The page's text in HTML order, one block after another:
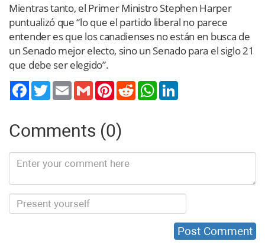
Mientras tanto, el Primer Ministro Stephen Harper
puntualizó que “lo que el partido liberal no parece
entender es que los canadienses no están en busca de
un Senado mejor electo, sino un Senado para el siglo 21
que debe ser elegido”.
TwitterEmail Gmail PinterestReddit WhatsApp
Comments (0)